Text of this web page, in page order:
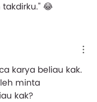
😂
karya beliau kak.
minta
kak?